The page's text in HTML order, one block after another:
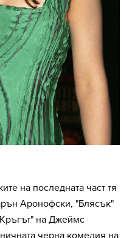
на последната част тя
Аронофски, "Блясък"
на Джеймс